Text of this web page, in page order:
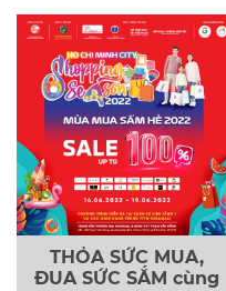
THỎA SỨC MUA,
ĐUA SỨC SẮM cùng